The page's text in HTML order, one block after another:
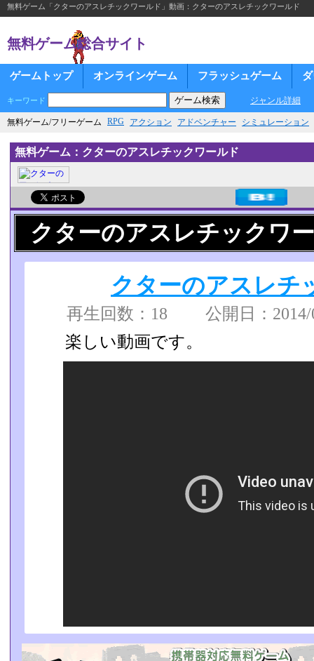
無料ゲーム「クターのアスレチックワールド」動画：クターのアスレチックワールド
無料ゲーム総合サイト
ゲームトップ オンラインゲーム フラッシュゲーム
キーワード ジャンル詳細
無料ゲーム/フリーゲーム RPG アクション アドベンチャー シミュレーション
無料ゲーム：クターのアスレチックワールド
クターのアスレチックワ
クターのアスレチ
再生回数：18 公開日：2014/
楽しい動画です。